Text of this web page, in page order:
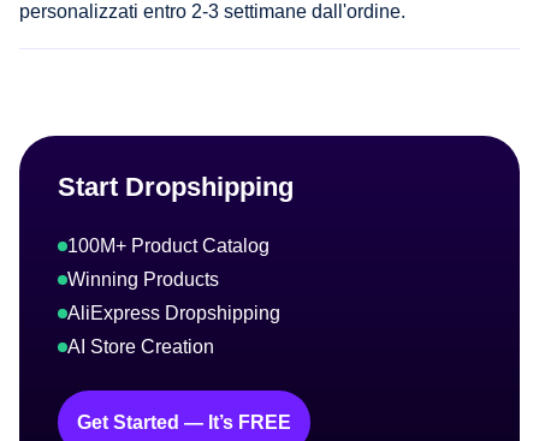
personalizzati entro 2-3 settimane dall'ordine.
Start Dropshipping
100M+ Product Catalog
Winning Products
AliExpress Dropshipping
AI Store Creation
Get Started — It’s FREE